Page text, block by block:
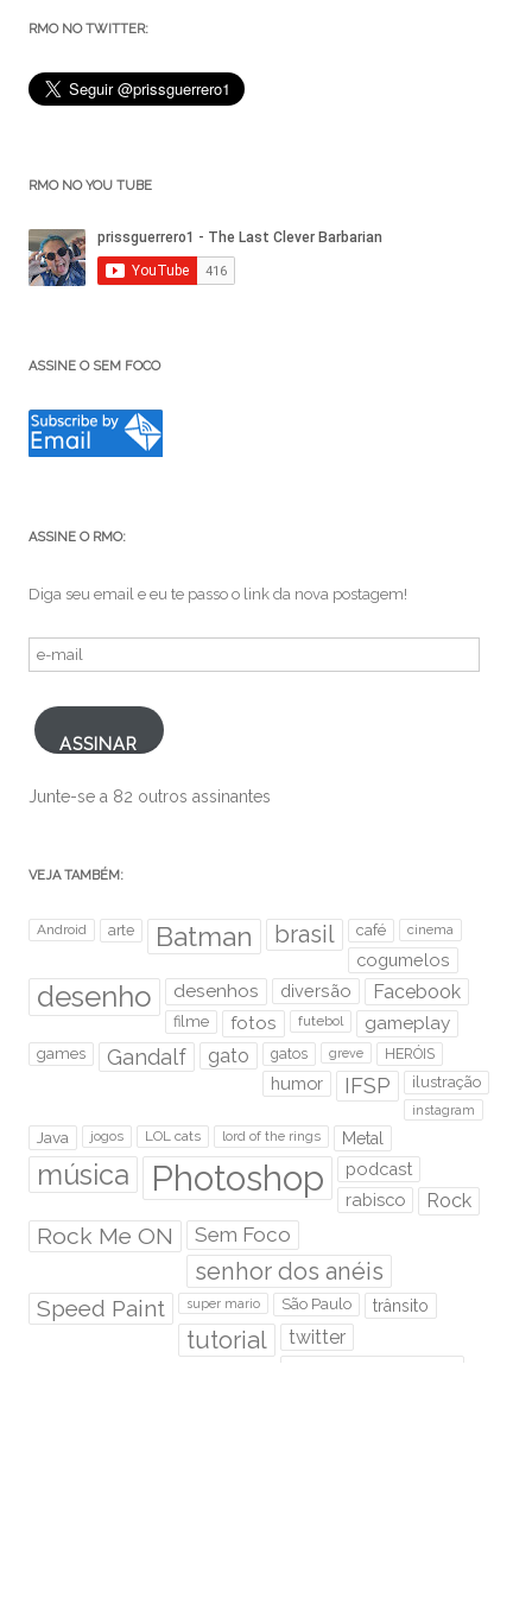
RMO NO TWITTER:
RMO NO YOU TUBE
ASSINE O SEM FOCO
ASSINE O RMO:
Diga seu email e eu te passo o link da nova postagem!
e-
ASSINAR
Junte-se a 82 outros assinantes
VEJA TAMBÉM:
Android arte Batman brasil café cinema
cogumelos
desenho desenhos diversão Facebook
filme fotos futebol gameplay
games Gandalf gato gatos greve HERÓIS
humor IFSP ilustração
instagram
Java jogos LOL cats lord of the rings Metal
música Photoshop
podcast
rabisco
Rock
Rock Me ON Sem Foco
senhor dos anéis
Speed Paint super mario São Paulo trânsito
tutorial twitter